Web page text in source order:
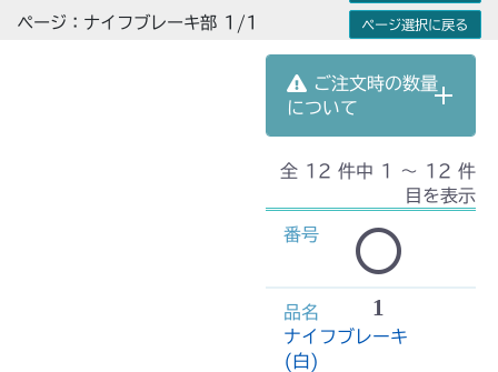
ページ：ナイフブレーキ部 1/1
ページ選択に戻る
ご注文時の数量
について
全 12 件中 1 〜 12 件
目を表示
1
ナイフブレーキ
(白)